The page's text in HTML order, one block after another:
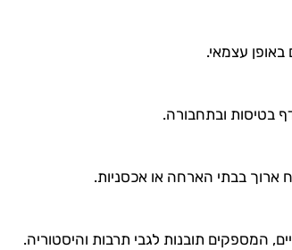
עצמאי.
בטיסות ובתחבורה.
ארוך בבתי הארחה או אכסניות.
המספקים תובנות לגבי תרבות והיסטוריה.